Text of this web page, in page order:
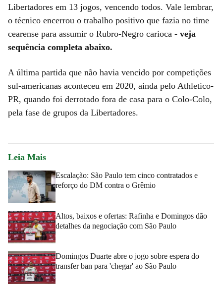
Libertadores em 13 jogos, vencendo todos. Vale lembrar,
o técnico encerrou o trabalho positivo que fazia no time
cearense para assumir o Rubro-Negro carioca - veja
sequência completa abaixo.
A última partida que não havia vencido por competições
sul-americanas aconteceu em 2020, ainda pelo Athletico-
PR, quando foi derrotado fora de casa para o Colo-Colo,
pela fase de grupos da Libertadores.
Leia Mais
Escalação: São Paulo tem cinco contratados e
reforço do DM contra o Grêmio
Altos, baixos e ofertas: Rafinha e Domingos dão
detalhes da negociação com São Paulo
Domingos Duarte abre o jogo sobre espera do
transfer ban para 'chegar' ao São Paulo